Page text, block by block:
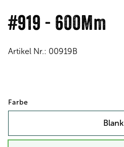
#919 - 600Mm
Artikel Nr.: 00919B
Farbe
Blank